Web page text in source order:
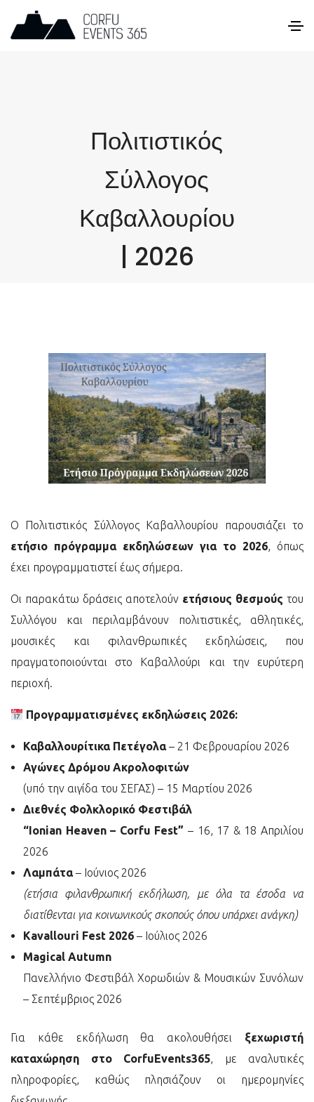
Πολιτιστικός
Σύλλογος
Καβαλλουρίου
| 2026
Ο Πολιτιστικός Σύλλογος Καβαλλουρίου παρουσιάζει το
ετήσιο πρόγραμμα εκδηλώσεων για το 2026, όπως
έχει προγραμματιστεί έως σήμερα.
Οι παρακάτω δράσεις αποτελούν ετήσιους θεσμούς του
Συλλόγου και περιλαμβάνουν πολιτιστικές, αθλητικές,
μουσικές και φιλανθρωπικές εκδηλώσεις, που
πραγματοποιούνται στο Καβαλλούρι και την ευρύτερη
περιοχή.
Προγραμματισμένες εκδηλώσεις 2026:
Καβαλλουρίτικα Πετέγολα– 21 Φεβρουαρίου 2026
Αγώνες Δρόμου Ακρολοφιτών
(υπό την αιγίδα του ΣΕΓΑΣ) – 15 Μαρτίου 2026
Διεθνές Φολκλορικό Φεστιβάλ
“Ionian Heaven – Corfu Fest” – 16, 17 & 18 Απριλίου
2026
Λαμπάτα– Ιούνιος 2026
(ετήσια φιλανθρωπική εκδήλωση, με όλα τα έσοδα να
διατίθενται για κοινωνικούς σκοπούς όπου υπάρχει ανάγκη)
Kavallouri Fest 2026 – Ιούλιος 2026
Magical Autumn
Πανελλήνιο Φεστιβάλ Χορωδιών & Μουσικών Συνόλων
– Σεπτέμβριος 2026
Για κάθε εκδήλωση θα ακολουθήσει ξεχωριστή
καταχώρηση στο CorfuEvents365, με αναλυτικές
πληροφορίες, καθώς πλησιάζουν οι ημερομηνίες